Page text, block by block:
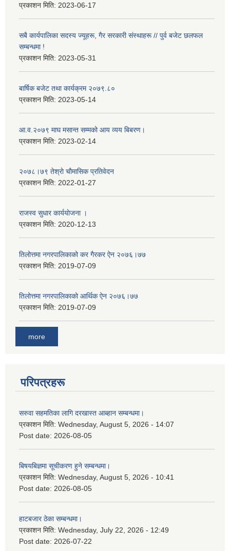
प्रकाशन मिति: 2023-06-17
सबै कार्यपालिका सदस्य ज्यूहरू, गैर सरकारी संस्थाहरू // पुर्व बजेट छलफल
सम्बन्धमा !
प्रकाशन मिति: 2023-05-31
बार्षिक बजेट तथा कार्यक्रम २०७९.८०
प्रकाशन मिति: 2023-05-14
आ.व.२०७९ माघ मसान्त सम्मको आय व्यय बिबरण।
प्रकाशन मिति: 2023-02-14
२०७८।७९ तेश्राे चाैमासिक प्रतिवेदन
प्रकाशन मिति: 2022-01-27
राजस्व सुधार कार्ययाेजना ।
प्रकाशन मिति: 2020-12-13
तिलोत्तमा नगरपालिकाको कर गैरकर ऐन २०७६।७७
प्रकाशन मिति: 2019-07-09
तिलोत्तमा नगरपालिकाको आर्थिक ऐन २०७६।७७
प्रकाशन मिति: 2019-07-09
more
परिपत्रहरू
सरुवा सहमतिका लागि दरखास्त आब्हान सम्बन्धमा।
प्रकाशन मिति: Wednesday, August 5, 2026 - 14:07
Post date: 2026-08-05
बिषयबिज्ञमा सूचीकरण हुने सम्बन्धमा।
प्रकाशन मिति: Wednesday, August 5, 2026 - 10:41
Post date: 2026-08-05
हाटबजार ठेका सम्बन्धमा।
प्रकाशन मिति: Wednesday, July 22, 2026 - 12:49
Post date: 2026-07-22